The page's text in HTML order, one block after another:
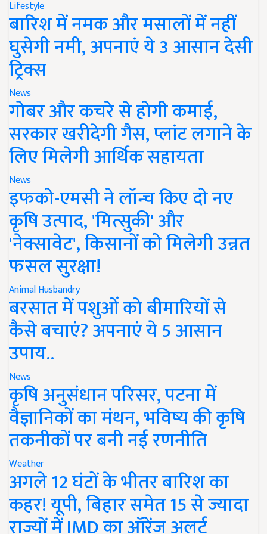
Lifestyle
बारिश में नमक और मसालों में नहीं
घुसेगी नमी, अपनाएं ये 3 आसान देसी
ट्रिक्स
News
गोबर और कचरे से होगी कमाई,
सरकार खरीदेगी गैस, प्लांट लगाने के
लिए मिलेगी आर्थिक सहायता
News
इफको-एमसी ने लॉन्च किए दो नए
कृषि उत्पाद, 'मित्सुकी' और
'नेक्सावेट', किसानों को मिलेगी उन्नत
फसल सुरक्षा!
Animal Husbandry
बरसात में पशुओं को बीमारियों से
कैसे बचाएं? अपनाएं ये 5 आसान
उपाय..
News
कृषि अनुसंधान परिसर, पटना में
वैज्ञानिकों का मंथन, भविष्य की कृषि
तकनीकों पर बनी नई रणनीति
Weather
अगले 12 घंटों के भीतर बारिश का
कहर! यूपी, बिहार समेत 15 से ज्यादा
राज्यों में IMD का ऑरेंज अलर्ट